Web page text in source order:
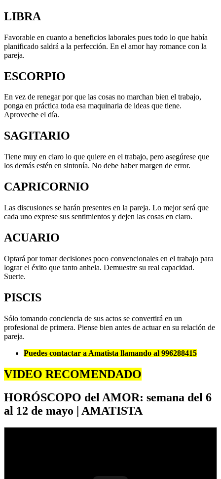
LIBRA
Favorable en cuanto a beneficios laborales pues todo lo que había
planificado saldrá a la perfección. En el amor hay romance con la
pareja.
ESCORPIO
En vez de renegar por que las cosas no marchan bien el trabajo,
ponga en práctica toda esa maquinaria de ideas que tiene.
Aproveche el día.
SAGITARIO
Tiene muy en claro lo que quiere en el trabajo, pero asegúrese que
los demás estén en sintonía. No debe haber margen de error.
CAPRICORNIO
Las discusiones se harán presentes en la pareja. Lo mejor será que
cada uno exprese sus sentimientos y dejen las cosas en claro.
ACUARIO
Optará por tomar decisiones poco convencionales en el trabajo para
lograr el éxito que tanto anhela. Demuestre su real capacidad.
Suerte.
PISCIS
Sólo tomando conciencia de sus actos se convertirá en un
profesional de primera. Piense bien antes de actuar en su relación de
pareja.
Puedes contactar a Amatista llamando al 996288415
VIDEO RECOMENDADO
HORÓSCOPO del AMOR: semana del 6
al 12 de mayo | AMATISTA